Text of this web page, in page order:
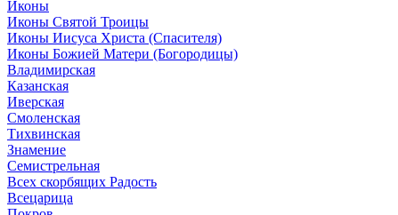
Иконы
Иконы Святой Троицы
Иконы Иисуса Христа (Спасителя)
Иконы Божией Матери (Богородицы)
Владимирская
Казанская
Иверская
Смоленская
Тихвинская
Знамение
Семистрельная
Всех скорбящих Радость
Всецарица